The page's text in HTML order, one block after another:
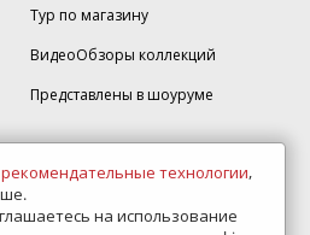
Тур по магазину
ВидеоОбзоры коллекций
Представлены в шоуруме
округ, ул.Кореновская, дом 49,
рекомендательные технологии,
на использование